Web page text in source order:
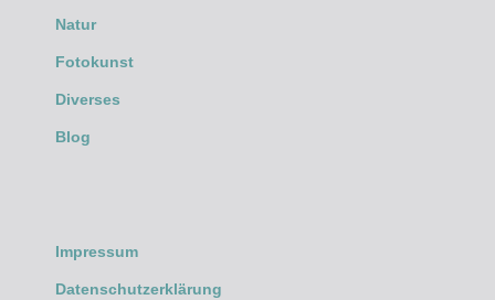
Natur
Fotokunst
Diverses
Blog
Impressum
Datenschutzerklärung